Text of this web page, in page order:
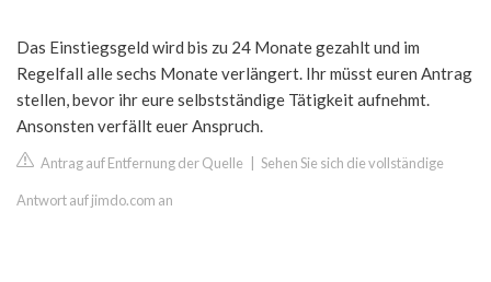
Das Einstiegsgeld wird bis zu 24 Monate gezahlt und im
Regelfall alle sechs Monate verlängert. Ihr müsst euren Antrag
stellen, bevor ihr eure selbstständige Tätigkeit aufnehmt.
Ansonsten verfällt euer Anspruch.
Antrag auf Entfernung der Quelle Sehen Sie sich die vollständige
Antwort auf jimdo.com an